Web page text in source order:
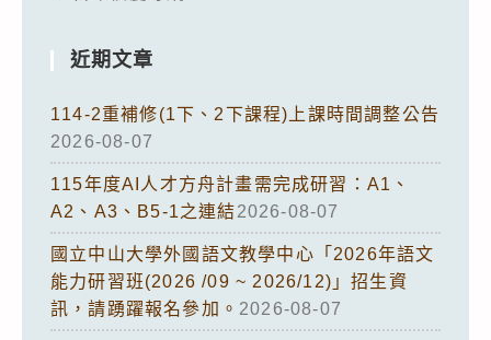
近期文章
114-2重補修(1下、2下課程)上課時間調整公告
2026-08-07
115年度AI人才方舟計畫需完成研習：A1、
A2、A3、B5-1之連結2026-08-07
國立中山大學外國語文教學中心「2026年語文
能力研習班(2026 /09 ~ 2026/12)」招生資
訊，請踴躍報名參加。 2026-08-07